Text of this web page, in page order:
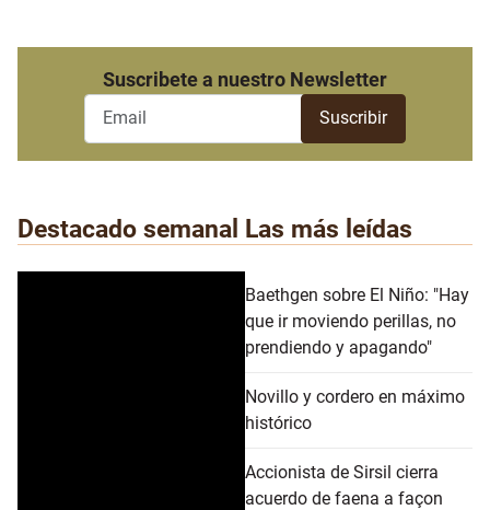
Suscribete a nuestro Newsletter
Destacado semanal Las más leídas
Baethgen sobre El Niño: "Hay
que ir moviendo perillas, no
prendiendo y apagando"
Novillo y cordero en máximo
histórico
Accionista de Sirsil cierra
acuerdo de faena a façon